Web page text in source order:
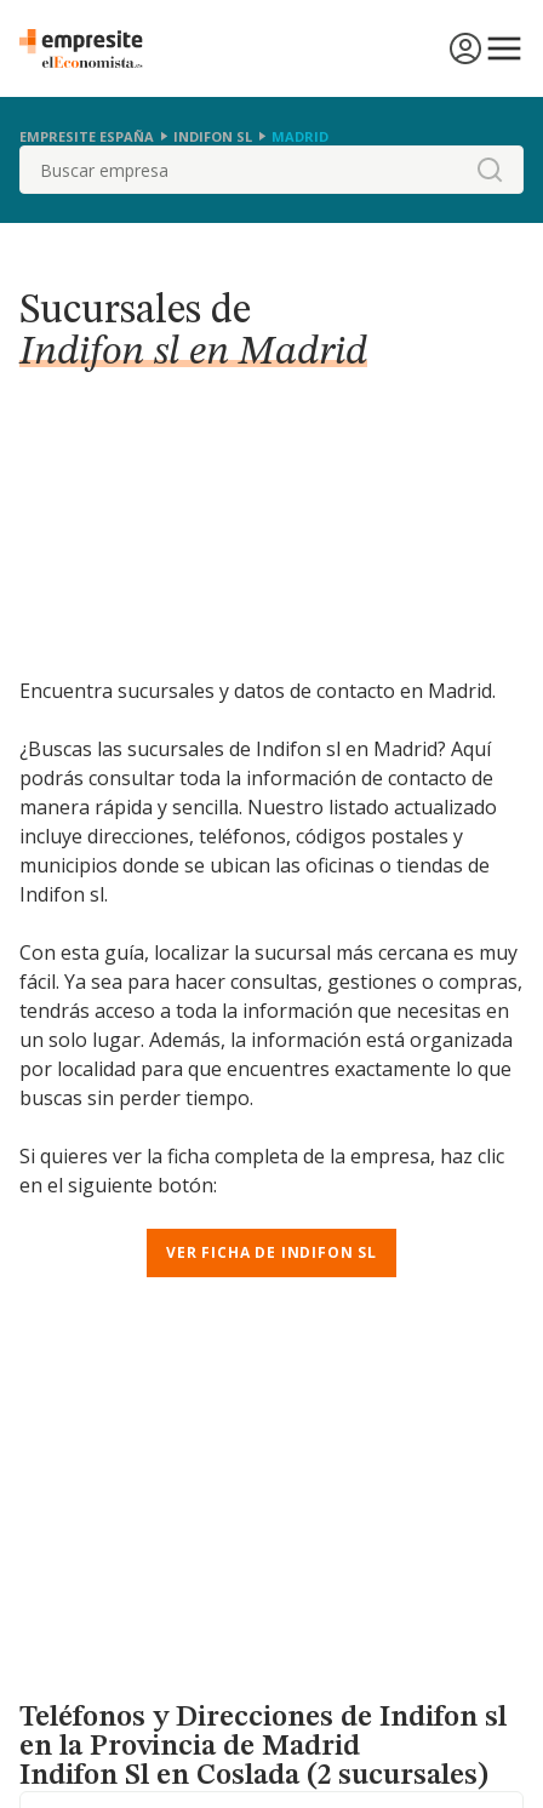
EMPRESITE ESPAÑA INDIFON SL MADRID
Buscar
Sucursales de
Indifon sl en Madrid
Encuentra sucursales y datos de contacto en Madrid.
¿Buscas las sucursales de Indifon sl en Madrid? Aquí
podrás consultar toda la información de contacto de
manera rápida y sencilla. Nuestro listado actualizado
incluye direcciones, teléfonos, códigos postales y
municipios donde se ubican las oficinas o tiendas de
Indifon sl.
Con esta guía, localizar la sucursal más cercana es muy
fácil. Ya sea para hacer consultas, gestiones o compras,
tendrás acceso a toda la información que necesitas en
un solo lugar. Además, la información está organizada
por localidad para que encuentres exactamente lo que
buscas sin perder tiempo.
Si quieres ver la ficha completa de la empresa, haz clic
en el siguiente botón:
VER FICHA DE INDIFON SL
Teléfonos y Direcciones de Indifon sl
en la Provincia de Madrid
Indifon Sl en Coslada (2 sucursales)